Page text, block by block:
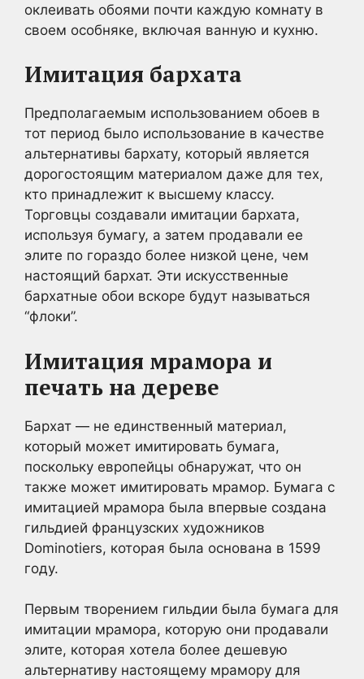
оклеивать обоями почти каждую комнату в
своем особняке, включая ванную и кухню.
Имитация бархата
Предполагаемым использованием обоев в
тот период было использование в качестве
альтернативы бархату, который является
дорогостоящим материалом даже для тех,
кто принадлежит к высшему классу.
Торговцы создавали имитации бархата,
используя бумагу, а затем продавали ее
элите по гораздо более низкой цене, чем
настоящий бархат. Эти искусственные
бархатные обои вскоре будут называться
“флоки”.
Имитация мрамора и
печать на дереве
Бархат — не единственный материал,
который может имитировать бумага,
поскольку европейцы обнаружат, что он
также может имитировать мрамор. Бумага с
имитацией мрамора была впервые создана
гильдией французских художников
Dominotiers, которая была основана в 1599
году.
Первым творением гильдии была бумага для
имитации мрамора, которую они продавали
элите, которая хотела более дешевую
альтернативу настоящему мрамору для